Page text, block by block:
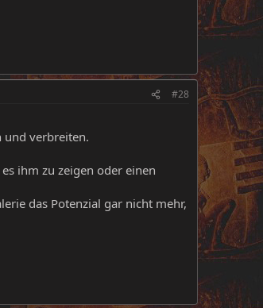
#28
und verbreiten.
ihm zu zeigen oder einen
das Potenzial gar nicht mehr,